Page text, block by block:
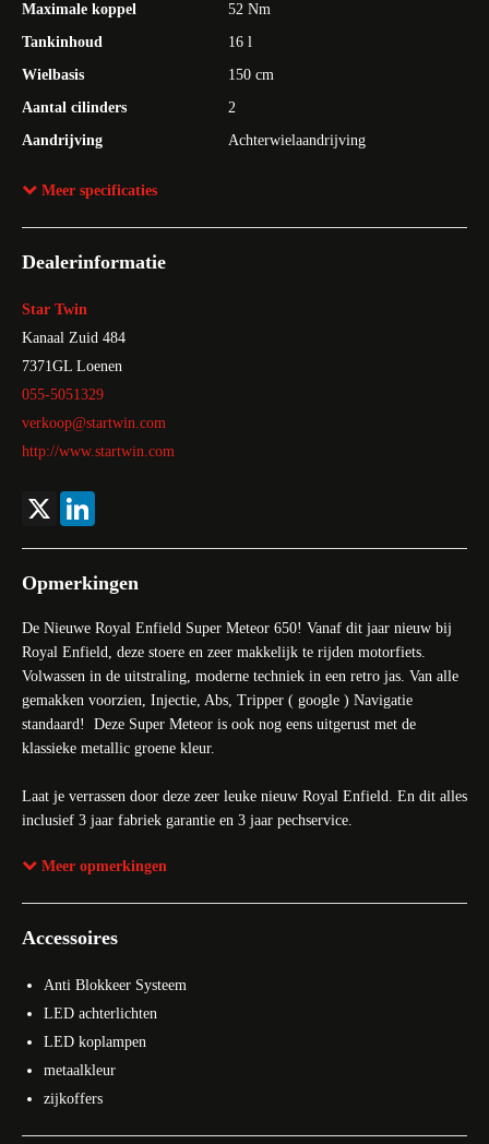
Maximale koppel
52 Nm
Tankinhoud
16 l
Wielbasis
150 cm
Aantal cilinders
2
Aandrijving
Achterwielaandrijving
Motor
Meer specificaties
Dealerinformatie
Star Twin
Kanaal Zuid 484
7371GL Loenen
055-5051329
verkoop@startwin.com
http://www.startwin.com
X
Opmerkingen
De Nieuwe Royal Enfield Super Meteor 650! Vanaf dit jaar nieuw bij
Royal Enfield, deze stoere en zeer makkelijk te rijden motorfiets.
Volwassen in de uitstraling, moderne techniek in een retro jas. Van alle
gemakken voorzien, Injectie, Abs, Tripper ( google ) Navigatie
standaard! Deze Super Meteor is ook nog eens uitgerust met de
klassieke metallic groene kleur.
Laat je verrassen door deze zeer leuke nieuw Royal Enfield. En dit alles
inclusief 3 jaar fabriek garantie en 3 jaar pechservice.
Nieuwsgierig? Kom snel naar onze showroom of bel ons voor een
Vraag ons naar de actuele voorraad en beschikbaarheid van deze Royal
Nederland.Officieel dealer van Ducati sinds 1983 en daarnaast
officieel dealer van Ducati MX en Royal Enfield. Bij ons kunt u terecht
voor nieuwe en gebruikte motorfietsen, onderhoud, onderdelen,
Meer opmerkingen
Accessoires
Anti Blokkeer Systeem
LED achterlichten
LED koplampen
metaalkleur
zijkoffers